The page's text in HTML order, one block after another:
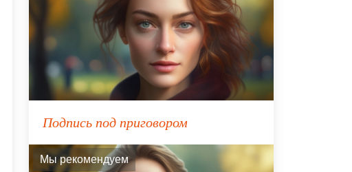
Подпись под приговором
Мы рекомендуем